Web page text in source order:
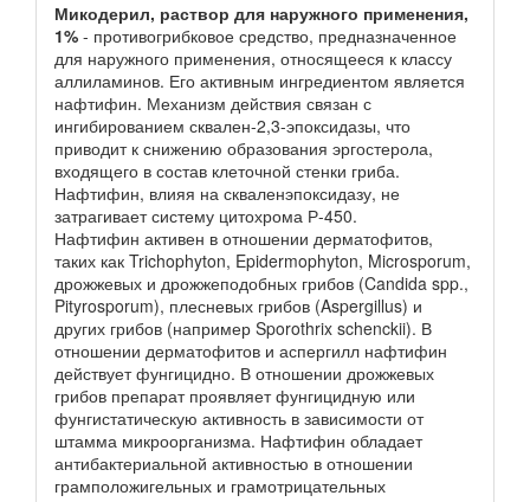
Микодерил, раствор для наружного применения,
1% - противогрибковое средство, предназначенное
для наружного применения, относящееся к классу
аллиламинов. Его активным ингредиентом является
нафтифин. Механизм действия связан с
ингибированием сквален-2,3-эпоксидазы, что
приводит к снижению образования эргостерола,
входящего в состав клеточной стенки гриба.
Нафтифин, влияя на скваленэпоксидазу, не
затрагивает систему цитохрома Р-450.
Нафтифин активен в отношении дерматофитов,
таких как Trichophyton, Epidermophyton, Microsporum,
дрожжевых и дрожжеподобных грибов (Candida spp.,
Pityrosporum), плесневых грибов (Aspergillus) и
других грибов (например Sporothrix schenckii). В
отношении дерматофитов и аспергилл нафтифин
действует фунгицидно. В отношении дрожжевых
грибов препарат проявляет фунгицидную или
фунгистатическую активность в зависимости от
штамма микроорганизма. Нафтифин обладает
антибактериальной активностью в отношении
грамположигельных и грамотрицательных